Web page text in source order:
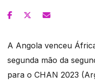
A Angola venceu
segunda mão da
para o CHAN 2023